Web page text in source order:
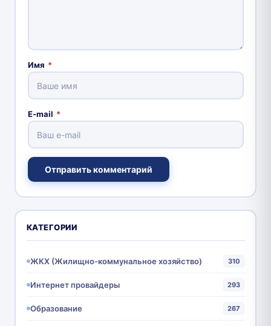
Имя *
E-mail *
Отправить комментарий
КАТЕГОРИИ
ЖКХ (Жилищно-коммунальное хозяйство) 310
Интернет провайдеры 293
Образование 267